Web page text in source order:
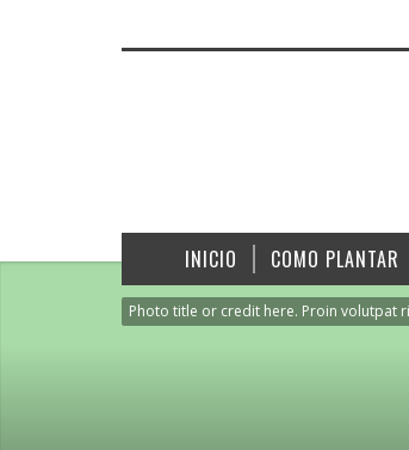
INICIO COMO PLANTAR
Photo title or credit here. Proin volutpat